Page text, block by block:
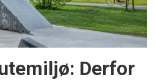
Derfor